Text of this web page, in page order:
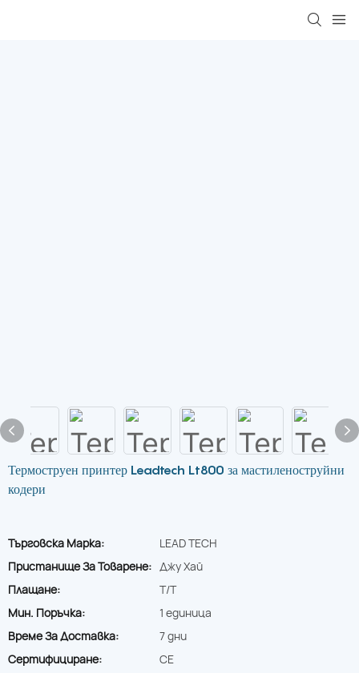
Термоструен принтер Leadtech Lt800 за мастиленоструйни
кодери
Търговска Марка:
LEAD TECH
Пристанище За Товарене: Джу Хай
Плащане:
T/T
Мин. Поръчка:
1 единица
Време За Доставка:
7 дни
Сертифициране:
CE